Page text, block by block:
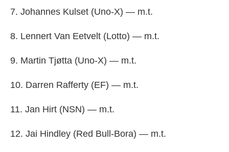
7. Johannes Kulset (Uno-X) — m.t.
8. Lennert Van Eetvelt (Lotto) — m.t.
9. Martin Tjøtta (Uno-X) — m.t.
10. Darren Rafferty (EF) — m.t.
11. Jan Hirt (NSN) — m.t.
12. Jai Hindley (Red Bull-Bora) — m.t.